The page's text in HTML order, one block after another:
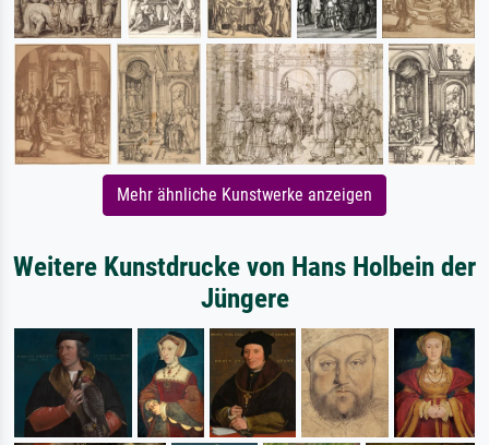
Mehr ähnliche Kunstwerke anzeigen
Weitere Kunstdrucke von Hans Holbein der
Jüngere